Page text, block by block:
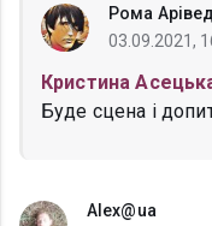
Рома
03.09.2021,
Кристина
Буде сцена і
Alex@ua